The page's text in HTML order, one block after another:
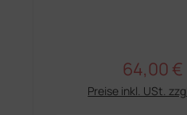
64,00 €
Preise inkl. USt.